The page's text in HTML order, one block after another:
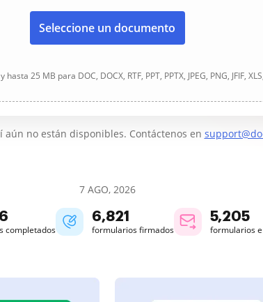
Seleccione un documento
25 MB para DOC, DOCX, RTF, PPT, PPTX, JPEG, PNG, JFIF,
no están disponibles. Contáctenos en
7 AGO, 2026
completados
6,821
formularios firmados
5,205
formularios